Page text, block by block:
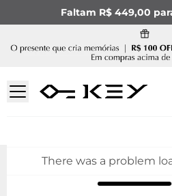
Faltam R$ 449,00
There was a problem